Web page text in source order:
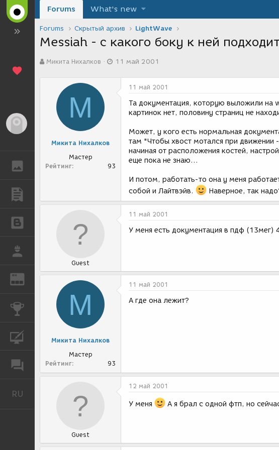
ГАЛЕРЕЯ
REN
КОНКУРСЫ
ФОРУМ
RU
Forums What's new
Forums Скрытый архив LightWave
Messiah - с какого боку к ней
в
Микита Нихалков
а
11 май 2001
М
Микита Нихалков
Мастер
Рейтинг
93
11 май 2001
Та документация, которую выложили на
картинок нет, половину страниц не
Может, у кого есть нормальная
там "Чтобы хвост мотался при
начиная от расположения костей,
еще пока не знаю...
И потом, работать-то она у меня
собой и Лайтвэйв.
Наверное, так
Guest
11 май 2001
У меня есть документация в пдф (13мег)
М
Микита Нихалков
Мастер
Рейтинг
93
11 май 2001
А где она лежит?
Guest
12 май 2001
У меня А я брал с одной фтп, но